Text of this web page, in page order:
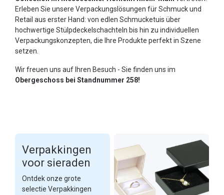
Erleben Sie unsere Verpackungslösungen für Schmuck und
Retail aus erster Hand: von edlen Schmucketuis über
hochwertige Stülpdeckelschachteln bis hin zu individuellen
Verpackungskonzepten, die Ihre Produkte perfekt in Szene
setzen.
Wir freuen uns auf Ihren Besuch - Sie finden uns im
Obergeschoss bei Standnummer 258!
Verpakkingen
voor sieraden
Ontdek onze grote
selectie Verpakkingen